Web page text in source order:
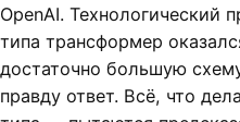
OpenAI. Технологический
типа трансформер
достаточно большую
правду ответ. Всё, что